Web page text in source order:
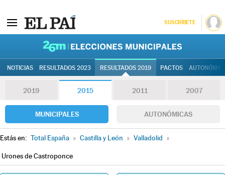
SUSCRÍBETE
NOTICIAS RESULTADOS 2023 RESULTADOS 2019 PACTOS
2019 2015 2011 2007
MUNICIPALES AUTONÓMICAS
Estás en: Total España » Castilla y León » Valladolid »
Urones de Castroponce